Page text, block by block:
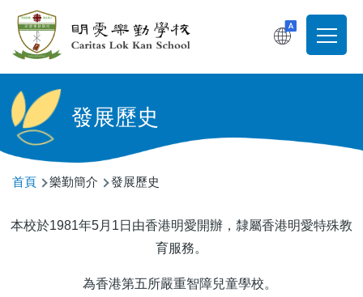
移至主內容
Main
發展歷史
導
連
首頁 樂勤簡介 發展歷史
本校於1981年5月1日由香港明愛開辦，隸屬香港明愛特殊教
育服務。
為香港第五所嚴重智障兒童學校。